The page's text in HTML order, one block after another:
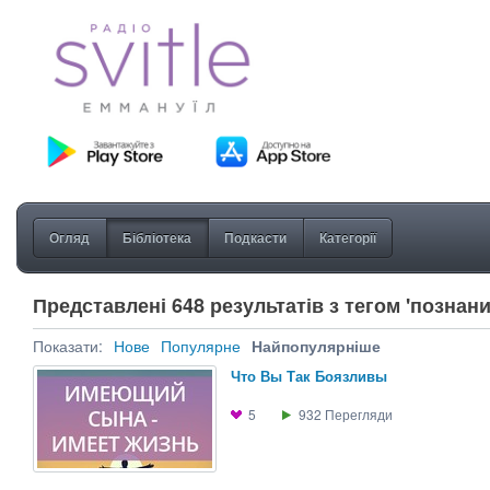
Огляд Бібліотека Подкасти Категорії
Представлені 648 результатів з тегом
Показати: Нове Популярне Найпопулярніше
Что Вы Так Боязливы
5 932 Перегляди